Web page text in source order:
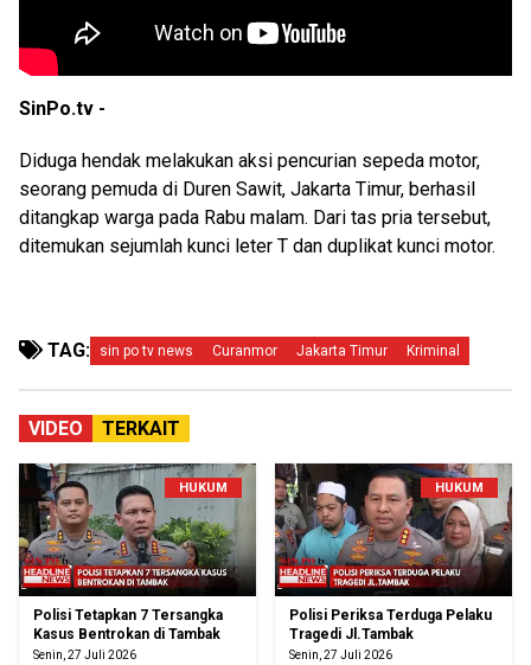
SinPo.tv -
Diduga hendak melakukan aksi pencurian sepeda motor,
seorang pemuda di Duren Sawit, Jakarta Timur, berhasil
ditangkap warga pada Rabu malam. Dari tas pria tersebut,
ditemukan sejumlah kunci leter T dan duplikat kunci motor.
TAG: sin po tv news Curanmor Jakarta Timur Kriminal
VIDEO TERKAIT
HUKUM
Polisi Tetapkan 7 Tersangka
Kasus Bentrokan di Tambak
Senin, 27 Juli 2026
HUKUM
Polisi Periksa Terduga Pelaku
Tragedi Jl.Tambak
Senin, 27 Juli 2026